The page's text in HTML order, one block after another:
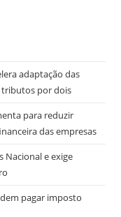
adaptação das
tributos por dois
para reduzir
das empresas
Nacional e exige
pagar imposto